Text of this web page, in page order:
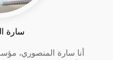
سارة
أنا سارة المنصوري،